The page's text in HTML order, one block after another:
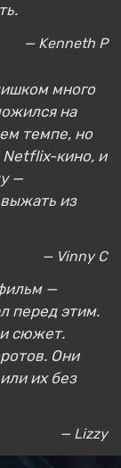
— Kenneth P
много
на
темпе, но
кино, и
—
из
— Vinny C
—
перед этим.
сюжет.
Они
их без
— Lizzy